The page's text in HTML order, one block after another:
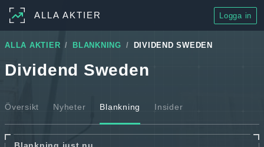
ALLA AKTIER Logga in
ALLA AKTIER BLANKNING DIVIDEND SWEDEN
Dividend Sweden
Översikt Nyheter Blankning Insider
Blankning just nu